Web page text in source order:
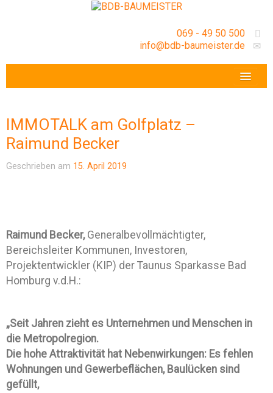
069 - 49 50 500
info@bdb-baumeister.de
GESCHÄFTSSTELLE
IMMOTALK am Golfplatz –
Raimund Becker
Geschrieben am 15. April 2019
Raimund Becker, Generalbevollmächtigter,
Bereichsleiter Kommunen, Investoren,
Projektentwickler (KIP) der Taunus Sparkasse Bad
Homburg v.d.H.:
„Seit Jahren zieht es Unternehmen und Menschen in
die Metropolregion.
Die hohe Attraktivität hat Nebenwirkungen: Es fehlen
Wohnungen und Gewerbeflächen, Baulücken sind
gefüllt,